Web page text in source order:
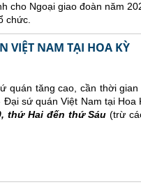
cho Ngoại giao đoàn năm
chức.
VIỆT NAM TẠI HOA KỲ
quán tăng cao, cần thời
Đại sứ quán Việt Nam tại
thứ Hai đến thứ Sáu (trừ